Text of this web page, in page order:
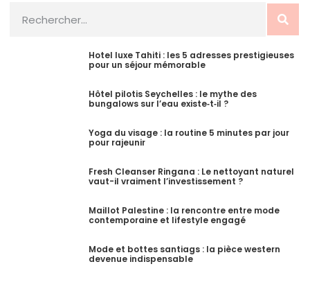
Hotel luxe Tahiti : les 5 adresses prestigieuses
pour un séjour mémorable
Hôtel pilotis Seychelles : le mythe des
bungalows sur l’eau existe‑t‑il ?
Yoga du visage : la routine 5 minutes par jour
pour rajeunir
Fresh Cleanser Ringana : Le nettoyant naturel
vaut-il vraiment l’investissement ?
Maillot Palestine : la rencontre entre mode
contemporaine et lifestyle engagé
Mode et bottes santiags : la pièce western
devenue indispensable